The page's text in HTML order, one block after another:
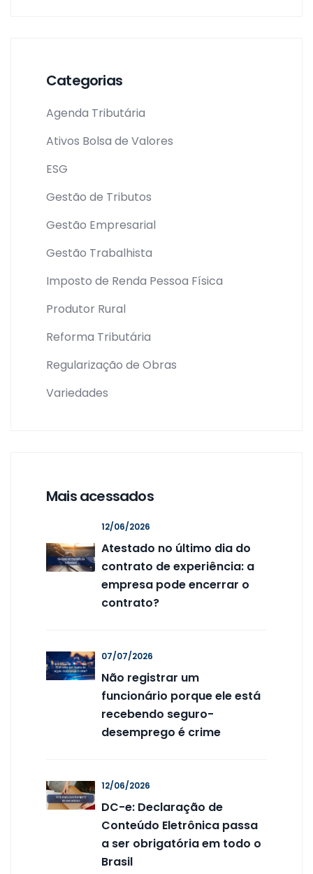
Categorias
Agenda Tributária
Ativos Bolsa de Valores
ESG
Gestão de Tributos
Gestão Empresarial
Gestão Trabalhista
Imposto de Renda Pessoa Física
Produtor Rural
Reforma Tributária
Regularização de Obras
Variedades
Mais acessados
12/06/2026
Atestado no último dia do
contrato de experiência: a
empresa pode encerrar o
contrato?
07/07/2026
Não registrar um
funcionário porque ele está
recebendo seguro-
desemprego é crime
12/06/2026
DC-e: Declaração de
Conteúdo Eletrônica passa
a ser obrigatória em todo o
Brasil